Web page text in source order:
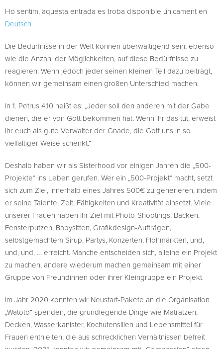
Ho sentim, aquesta entrada es troba disponible únicament en
Deutsch.
Die Bedürfnisse in der Welt können überwältigend sein, ebenso
wie die Anzahl der Möglichkeiten, auf diese Bedürfnisse zu
reagieren. Wenn jedoch jeder seinen kleinen Teil dazu beiträgt,
können wir gemeinsam einen großen Unterschied machen.
In 1. Petrus 4,10 heißt es: „Jeder soll den anderen mit der Gabe
dienen, die er von Gott bekommen hat. Wenn ihr das tut, erweist
ihr euch als gute Verwalter der Gnade, die Gott uns in so
vielfältiger Weise schenkt.“
Deshalb haben wir als Sisterhood vor einigen Jahren die „500-
Projekte“ ins Leben gerufen. Wer ein „500-Projekt“ macht, setzt
sich zum Ziel, innerhalb eines Jahres 500€ zu generieren, indem
er seine Talente, Zeit, Fähigkeiten und Kreativität einsetzt. Viele
unserer Frauen haben ihr Ziel mit Photo-Shootings, Backen,
Fensterputzen, Babysitten, Grafikdesign-Aufträgen,
selbstgemachtem Sirup, Partys, Konzerten, Flohmärkten, und,
und, und, … erreicht. Manche entscheiden sich, alleine ein Projekt
zu machen, andere wiederum machen gemeinsam mit einer
Gruppe von Freundinnen oder ihrer Kleingruppe ein Projekt.
Im Jahr 2020 konnten wir Neustart-Pakete an die Organisation
„Watoto“ spenden, die grundlegende Dinge wie Matratzen,
Decken, Wasserkanister, Kochutensilien und Lebensmittel für
Frauen enthielten, die aus schrecklichen Verhältnissen befreit